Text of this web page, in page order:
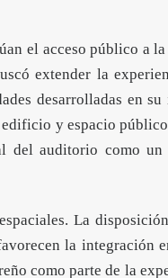
el acceso público a
extender la
desarrolladas en
edificio y espacio
del auditorio como un
La
la integración
como parte de la